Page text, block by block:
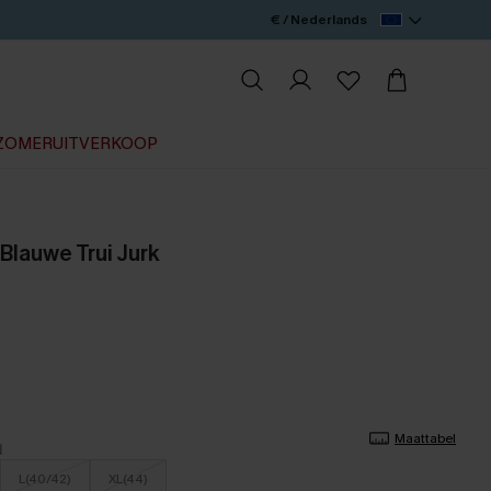
€ / Nederlands
Trui Jurk
Maattabel
L(40/42) XL(44)